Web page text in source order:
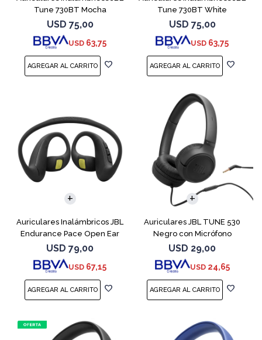
Tune 730BT Mocha
USD 75,00
USD 63,75
Tune 730BT White
USD 75,00
USD 63,75
Auriculares Inalámbricos JBL
Endurance Pace Open Ear
Negro
USD 79,00
USD 67,15
Auriculares JBL TUNE 530
Negro con Micrófono
USD 29,00
USD 24,65